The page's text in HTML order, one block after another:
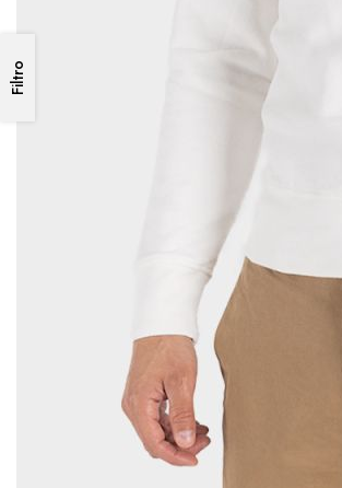
Filtro